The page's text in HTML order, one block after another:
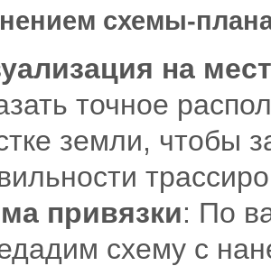
схемы-плана
на
точное
земли, чтобы
привязки: По
схему с